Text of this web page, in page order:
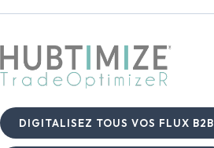
DIGITALISEZ TOUS VOS FLUX B2B